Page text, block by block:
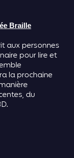
Braille
aux personnes
pour lire et
la prochaine
du